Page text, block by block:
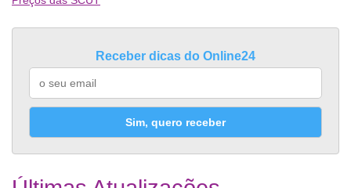
Receber dicas do Online24
Sim, quero receber